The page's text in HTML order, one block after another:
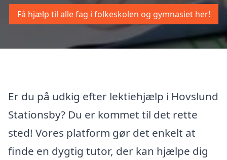
Få hjælp til alle fag i folkeskolen og gymnasiet her!
Er du på udkig efter lektiehjælp i Hovslund
Stationsby? Du er kommet til det rette
sted! Vores platform gør det enkelt at
finde en dygtig tutor, der kan hjælpe dig